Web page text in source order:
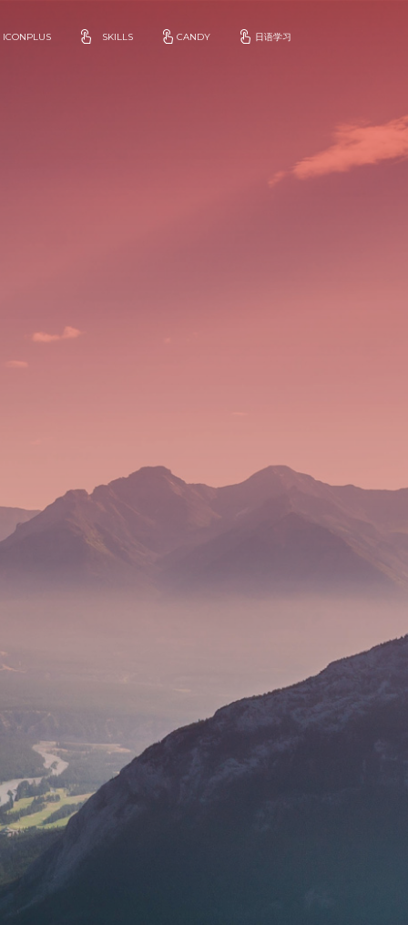
ICONPLUS SKILLS CANDY 日语学习